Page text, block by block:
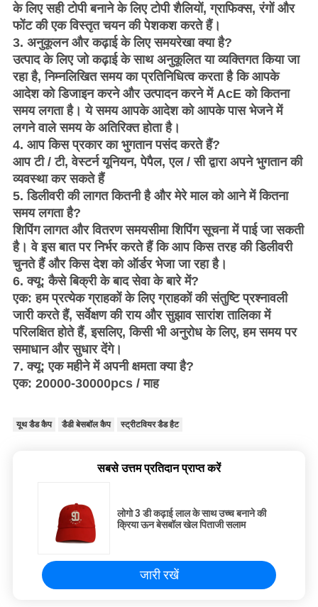
के लिए सही टोपी बनाने के लिए टोपी शैलियों, ग्राफिक्स, रंगों और
फोंट की एक विस्तृत चयन की पेशकश करते हैं।
3. अनुकूलन और कढ़ाई के लिए समयरेखा क्या है?
उत्पाद के लिए जो कढ़ाई के साथ अनुकूलित या व्यक्तिगत किया जा
रहा है, निम्नलिखित समय का प्रतिनिधित्व करता है कि आपके
आदेश को डिजाइन करने और उत्पादन करने में AcE को कितना
समय लगता है। ये समय आपके आदेश को आपके पास भेजने में
लगने वाले समय के अतिरिक्त होता है।
4. आप किस प्रकार का भुगतान पसंद करते हैं?
आप टी / टी, वेस्टर्न यूनियन, पेपैल, एल / सी द्वारा अपने भुगतान की
व्यवस्था कर सकते हैं
5. डिलीवरी की लागत कितनी है और मेरे माल को आने में कितना
समय लगता है?
शिपिंग लागत और वितरण समयसीमा शिपिंग सूचना में पाई जा सकती
है। वे इस बात पर निर्भर करते हैं कि आप किस तरह की डिलीवरी
चुनते हैं और किस देश को ऑर्डर भेजा जा रहा है।
6. क्यू: कैसे बिक्री के बाद सेवा के बारे में?
एक: हम प्रत्येक ग्राहकों के लिए ग्राहकों की संतुष्टि प्रश्नावली
जारी करते हैं, सर्वेक्षण की राय और सुझाव सारांश तालिका में
परिलक्षित होते हैं, इसलिए, किसी भी अनुरोध के लिए, हम समय पर
समाधान और सुधार देंगे।
7. क्यू: एक महीने में अपनी क्षमता क्या है?
एक: 20000-30000pcs / माह
यूथ डैड कैप डैडी बेसबॉल कैप स्ट्रीटवियर डैड हैट
सबसे उत्तम प्रतिदान प्राप्त करें
लोगो 3 डी कढ़ाई लाल के साथ उच्च बनाने की
क्रिया ऊन बेसबॉल खेल पिताजी सलाम
जारी रखें